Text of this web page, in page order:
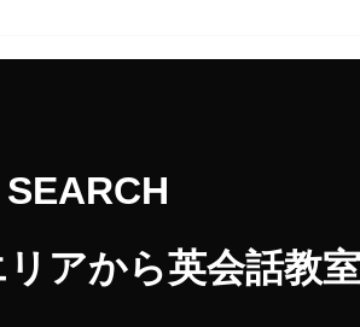
SEARCH
アから英会話教